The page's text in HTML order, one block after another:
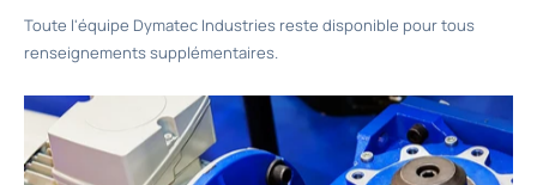
Toute l'équipe Dymatec Industries reste disponible pour tous
renseignements supplémentaires.